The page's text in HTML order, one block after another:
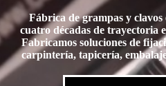
Fábrica de grampas y
cuatro décadas de trayectoria
Fabricamos soluciones de
carpintería, tapicería,